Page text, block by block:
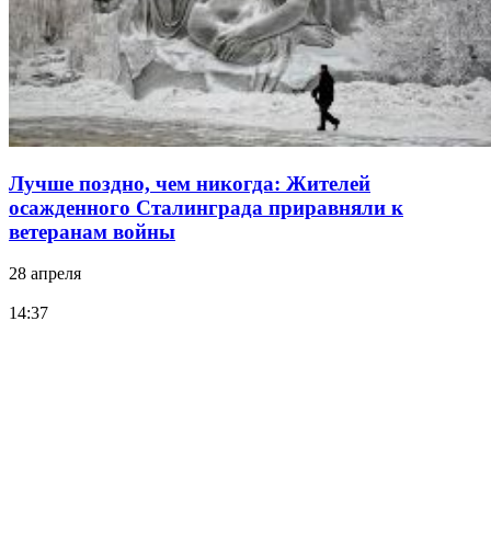
Лучше поздно, чем никогда: Жителей
осажденного Сталинграда приравняли к
ветеранам войны
28 апреля
14:37